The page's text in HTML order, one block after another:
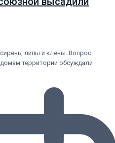
липы и клены. Вопрос
территории обсуждали